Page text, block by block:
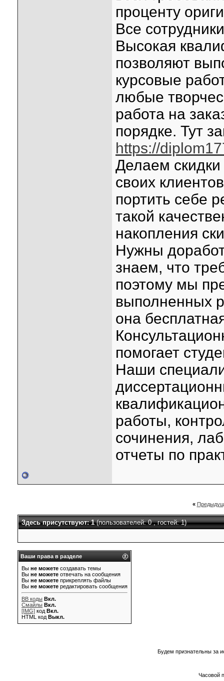
проценту
Все
Высокая
позволяют
курсовые
любые
работа на
порядке. Тут
https://
Делаем
своих
портить себе
такой
накопления
Нужны
знаем, что
поэтому мы
выполненных
она
помогает
Наши
работы,
сочинения,
отчеты по
«
Здесь присутствуют: 1(пользователей: 0 , гостей: 1)
Ваши права в разделе
Вы не можете создавать темы
Вы не можете отвечать на сообщения
Вы не можете прикреплять файлы
Вы не можете редактировать сообщения
BB коды Вкл.
Смайлы Вкл.
[IMG] код Вкл.
HTML код Выкл.
Будем признательны за
Часовой